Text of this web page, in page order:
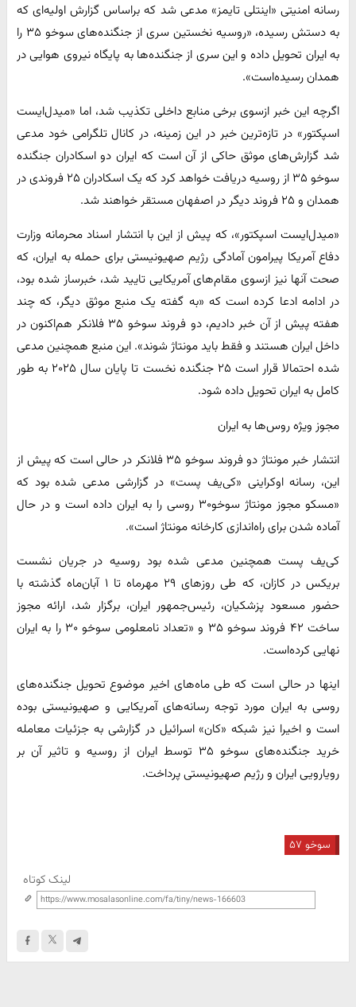
رسانه امنیتی «اینتلی تایمز» مدعی شد که براساس گزارش اولیه‌ای که
به دستش رسیده، «روسیه نخستین سری از جنگنده‌های سوخو ۳۵ را
به ایران تحویل داده‌ و این سری از جنگنده‌ها به پایگاه نیروی هوایی در
همدان رسیده‌است».
اگرچه این خبر ازسوی برخی منابع داخلی تکذیب شد، اما «میدل‌ایست
اسپکتور» در تازه‌ترین خبر در این زمینه، در کانال تلگرامی خود مدعی
شد گزارش‌های موثق حاکی از آن است که ایران دو اسکادران جنگنده
سوخو ۳۵ از روسیه دریافت خواهد کرد که یک اسکادران ۲۵ فروندی در
همدان و ۲۵ فروند دیگر در اصفهان مستقر خواهند شد.
«میدل‌ایست اسپکتور»، که پیش از این با انتشار اسناد محرمانه وزارت
دفاع آمریکا پیرامون آمادگی رژیم صهیونیستی برای حمله به ایران، که
صحت آنها نیز ازسوی مقام‌های آمریکایی تایید شد، خبرساز شده بود،
در ادامه ادعا کرده است که «به گفته یک منبع موثق دیگر، که چند
هفته پیش از آن خبر دادیم، دو فروند سوخو ۳۵ فلانکر هم‌اکنون در
داخل ایران هستند و فقط باید مونتاژ شوند». این منبع همچنین مدعی
شده احتمالا قرار است ۲۵ جنگنده نخست تا پایان سال ۲۰۲۵ به طور
کامل به ایران تحویل داده شود.
مجوز ویژه روس‌ها به ایران
انتشار خبر مونتاژ دو فروند سوخو ۳۵ فلانکر در حالی است که پیش از
این، رسانه اوکراینی «کی‌یف پست» در گزارشی مدعی شده بود که
«مسکو مجوز مونتاژ سوخو۳۰ روسی را به ایران داده است و در حال
آماده شدن برای راه‌اندازی کارخانه مونتاژ است».
کی‌یف پست همچنین مدعی شده بود روسیه در جریان نشست
بریکس در کازان، که طی روزهای ۲۹ مهرماه تا ۱ آبان‌ماه گذشته با
حضور مسعود پزشکیان، رئیس‌جمهور ایران، برگزار شد، ارائه مجوز
ساخت ۴۲ فروند سوخو ۳۵ و «تعداد نامعلومی سوخو ۳۰ را به ایران
نهایی کرده‌است.
اینها در حالی است که طی ماه‌های اخیر موضوع تحویل جنگنده‌های
روسی به ایران مورد توجه رسانه‌های آمریکایی و صهیونیستی بوده
است و اخیرا نیز شبکه «کان» اسرائیل در گزارشی به جزئیات معامله
خرید جنگنده‌های سوخو ۳۵ توسط ایران از روسیه و تاثیر آن بر
رویارویی ایران و رژیم صهیونیستی پرداخت.
سوخو ۵۷
لینک کوتاه